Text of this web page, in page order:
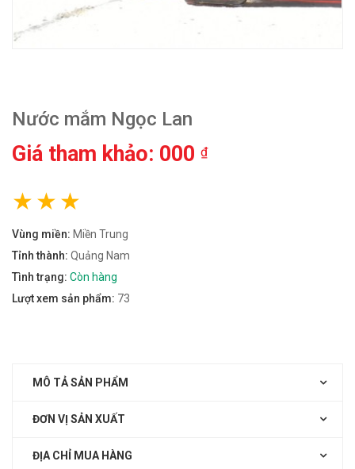
Nước mắm Ngọc Lan
Giá tham khảo: 000 ₫
Vùng miền: Miền Trung
Tỉnh thành: Quảng Nam
Tình trạng: Còn hàng
Lượt xem sản phẩm: 73
MÔ TẢ SẢN PHẨM
ĐƠN VỊ SẢN XUẤT
ĐỊA CHỈ MUA HÀNG